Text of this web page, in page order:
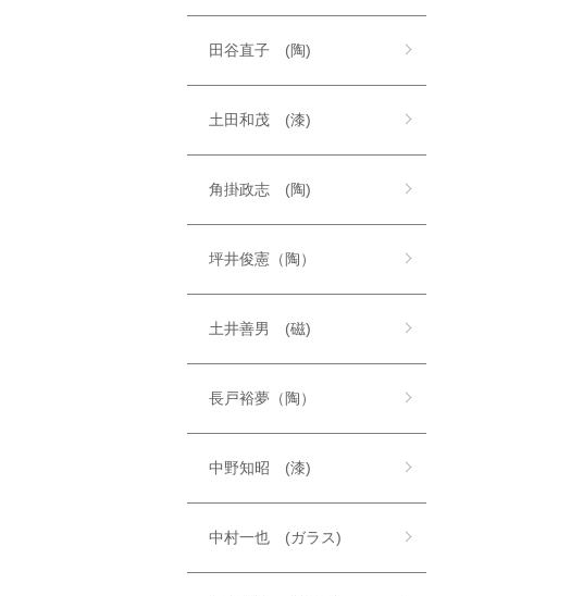
田谷直子 (陶)
土田和茂 (漆)
角掛政志 (陶)
坪井俊憲（陶）
土井善男 (磁)
長戸裕夢（陶）
中野知昭 (漆)
中村一也 (ガラス)